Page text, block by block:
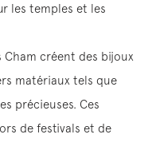
les temples et les
Cham créent des bijoux
matériaux tels que
précieuses. Ces
de festivals et de